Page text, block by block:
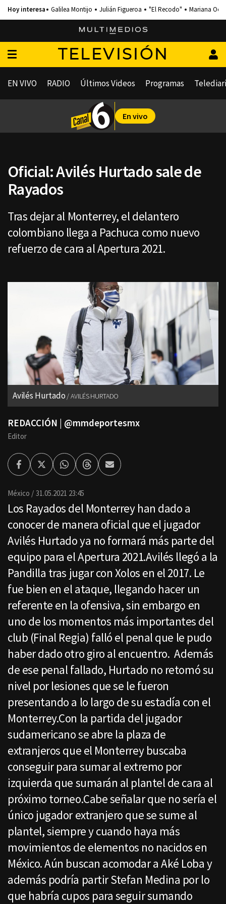
Galilea Montijo Julián Figueroa "El Recodo" Mariana
TELEVISIÓN
EN VIVO RADIO Últimos Videos Programas
En vivo
Oficial: Avilés Hurtado sale de
Rayados
Tras dejar al Monterrey, el delantero
colombiano llega a Pachuca como nuevo
refuerzo de cara al Apertura 2021.
Avilés Hurtado AVILÉS HURTADO
REDACCIÓN | @mmdeportesmx
Editor
FacebookTwitterWhatsappThreadsEnviar
por
México 31.05.2021 23:45
Los Rayados del Monterrey han dado a
conocer de manera oficial que el jugador
Avilés Hurtado ya no formará más parte del
equipo para el Apertura 2021.Avilés llegó a la
Pandilla tras jugar con Xolos en el 2017. Le
fue bien en el ataque, llegando hacer un
referente en la ofensiva, sin embargo en
uno de los momentos más importantes del
club (Final Regia) falló el penal que le pudo
haber dado otro giro al encuentro. Además
de ese penal fallado, Hurtado no retomó su
nivel por lesiones que se le fueron
presentando a lo largo de su estadía con el
Monterrey.Con la partida del jugador
sudamericano se abre la plaza de
extranjeros que el Monterrey buscaba
conseguir para sumar al extremo por
izquierda que sumarán al plantel de cara al
próximo torneo.Cabe señalar que no sería el
único jugador extranjero que se sume al
plantel, siempre y cuando haya más
movimientos de elementos no nacidos en
México. Aún buscan acomodar a Aké Loba y
además podría partir Stefan Medina por lo
que habría cupos para seguir sumando